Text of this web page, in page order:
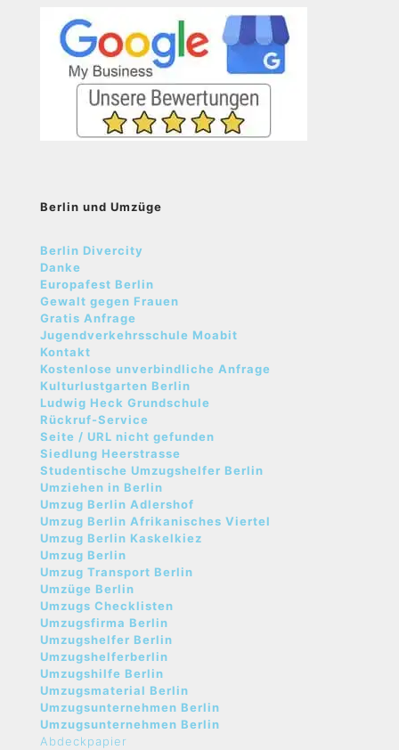
Berlin und Umzüge
Berlin Divercity
Danke
Europafest Berlin
Gewalt gegen Frauen
Gratis Anfrage
Jugendverkehrsschule Moabit
Kontakt
Kostenlose unverbindliche Anfrage
Kulturlustgarten Berlin
Ludwig Heck Grundschule
Rückruf-Service
Seite / URL nicht gefunden
Siedlung Heerstrasse
Studentische Umzugshelfer Berlin
Umziehen in Berlin
Umzug Berlin Adlershof
Umzug Berlin Afrikanisches Viertel
Umzug Berlin Kaskelkiez
Umzug Berlin
Umzug Transport Berlin
Umzüge Berlin
Umzugs Checklisten
Umzugsfirma Berlin
Umzugshelfer Berlin
Umzugshelferberlin
Umzugshilfe Berlin
Umzugsmaterial Berlin
Umzugsunternehmen Berlin
Umzugsunternehmen Berlin
Abdeckpapier